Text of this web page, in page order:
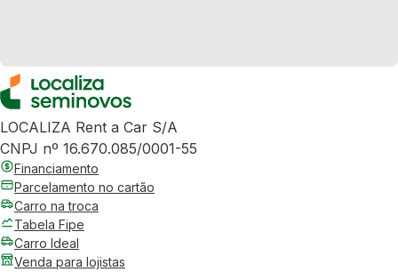
LOCALIZA Rent a Car S/A
CNPJ nº 16.670.085/0001-55
Financiamento
Parcelamento no cartão
Carro na troca
Tabela Fipe
Carro Ideal
Venda para lojistas